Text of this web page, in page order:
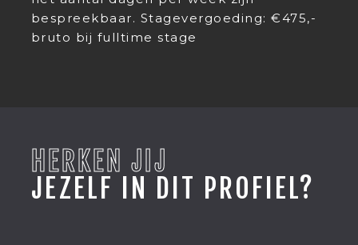
bespreekbaar. Stagevergoeding: €475,-
bruto bij fulltime stage
HERKEN JIJ
JEZELF IN DIT PROFIEL?